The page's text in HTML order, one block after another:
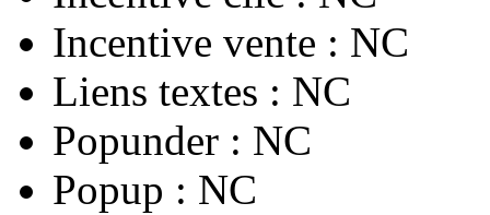
Incentive vente : NC
Liens textes : NC
Popunder : NC
Popup : NC